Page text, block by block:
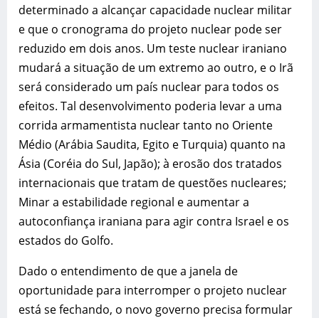
determinado a alcançar capacidade nuclear militar
e que o cronograma do projeto nuclear pode ser
reduzido em dois anos. Um teste nuclear iraniano
mudará a situação de um extremo ao outro, e o Irã
será considerado um país nuclear para todos os
efeitos. Tal desenvolvimento poderia levar a uma
corrida armamentista nuclear tanto no Oriente
Médio (Arábia Saudita, Egito e Turquia) quanto na
Ásia (Coréia do Sul, Japão); à erosão dos tratados
internacionais que tratam de questões nucleares;
Minar a estabilidade regional e aumentar a
autoconfiança iraniana para agir contra Israel e os
estados do Golfo.
Dado o entendimento de que a janela de
oportunidade para interromper o projeto nuclear
está se fechando, o novo governo precisa formular